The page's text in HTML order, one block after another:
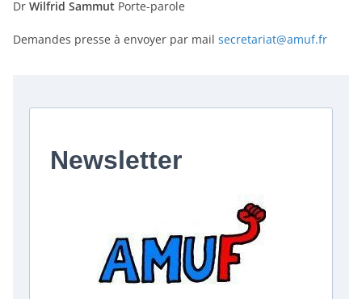
Dr Wilfrid Sammut Porte-parole
Demandes presse à envoyer par mail secretariat@amuf.fr